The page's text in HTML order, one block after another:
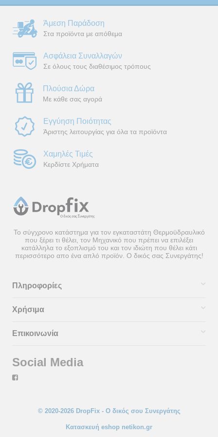
Άμεση Παράδοση
Στα προϊόντα με απόθεμα
Ασφάλεια Συναλλαγών
Σε όλους τους διαθέσιμος τρόπους
Πλούσια Δώρα
Με κάθε σας αγορά
Εγγύηση Ποιότητας
Άριστης λειτουργίας για όλα τα προϊόντα
Χαμηλές Τιμές
Κερδίστε Χρήματα
Το σύγχρονο κατάστημα για τον εγκαταστάτη Θερμοϋδραυλικό
που ξέρει τι θέλει, τον Μηχανικό που πρέπει να επιλέξει
κατάλληλα το εξοπλισμό του και τον ιδιώτη που θέλει κάτι
περισσότερο απο ένα απλό προϊόν. Ο δικός σας Συνεργάτης!
Πληροφορίες
Χρήσιμα
Επικοινωνία
Social Media
© 2020-2026 DropFix - Ο δικός σου Συνεργάτης
Κατασκευή eshop netikon.gr